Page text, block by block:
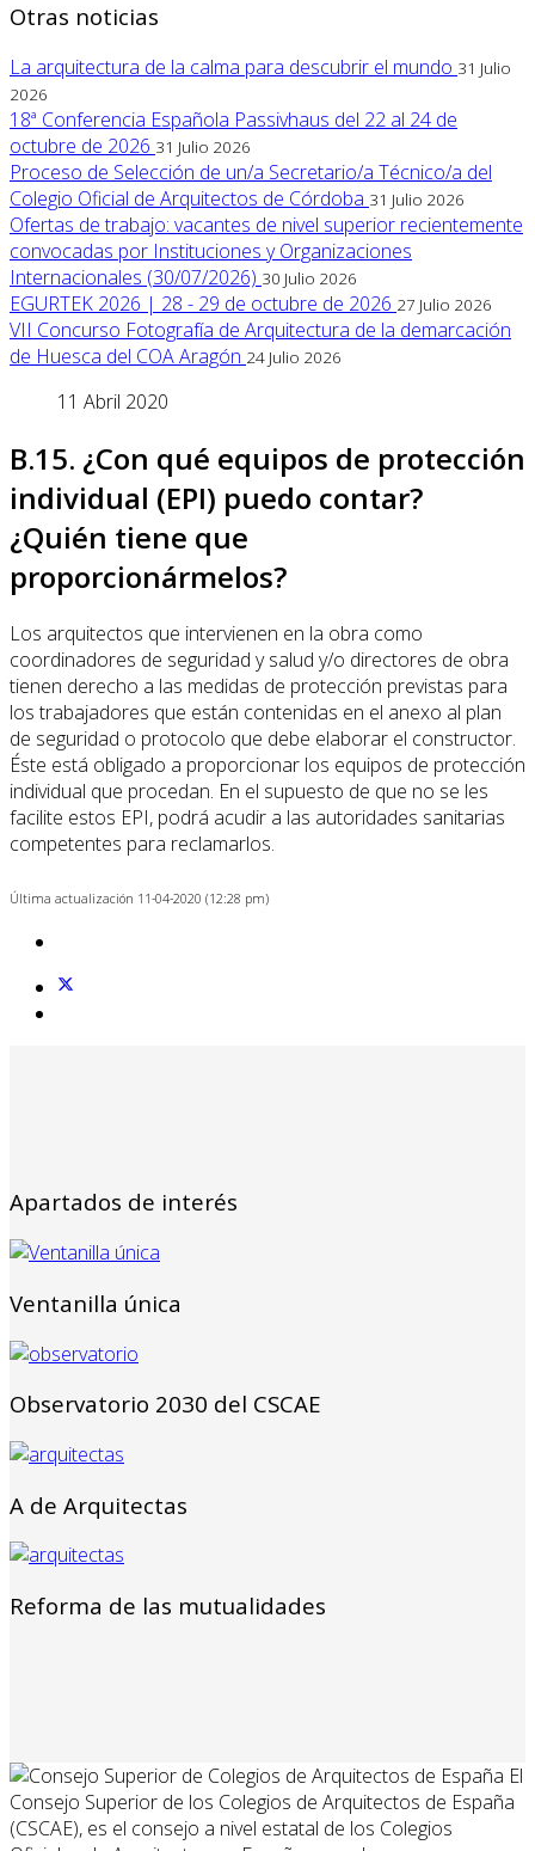
Otras noticias
La arquitectura de la calma para descubrir el mundo 31 Julio
2026
18ª Conferencia Española Passivhaus del 22 al 24 de
octubre de 2026 31 Julio 2026
Proceso de Selección de un/a Secretario/a Técnico/a del
Colegio Oficial de Arquitectos de Córdoba 31 Julio 2026
Ofertas de trabajo: vacantes de nivel superior recientemente
convocadas por Instituciones y Organizaciones
Internacionales (30/07/2026) 30 Julio 2026
EGURTEK 2026 | 28 - 29 de octubre de 2026 27 Julio 2026
VII Concurso Fotografía de Arquitectura de la demarcación
de Huesca del COA Aragón 24 Julio 2026
11 Abril 2020
B.15. ¿Con qué equipos de protección
individual (EPI) puedo contar?
¿Quién tiene que
proporcionármelos?
Los arquitectos que intervienen en la obra como
coordinadores de seguridad y salud y/o directores de obra
tienen derecho a las medidas de protección previstas para
los trabajadores que están contenidas en el anexo al plan
de seguridad o protocolo que debe elaborar el constructor.
Éste está obligado a proporcionar los equipos de protección
individual que procedan. En el supuesto de que no se les
facilite estos EPI, podrá acudir a las autoridades sanitarias
competentes para reclamarlos.
Última actualización 11-04-2020 (12:28 pm)
Apartados de interés
Ventanilla única
Observatorio 2030 del CSCAE
A de Arquitectas
Reforma de las mutualidades
El
Consejo Superior de los Colegios de Arquitectos de España
(CSCAE), es el consejo a nivel estatal de los Colegios